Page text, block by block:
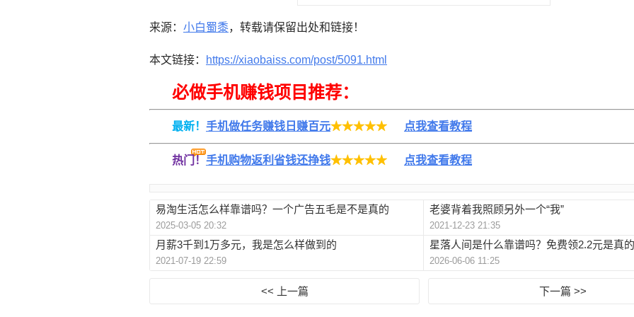
来源： 小白蜀黍，转载请保留出处和链接！
本文链接： https://xiaobaiss.com/post/5091.html
必做手机赚钱项目推荐：
最新！ 手机做任务赚钱日赚百元★★★★★ 点我查看教程
热门！ 手机购物返利省钱还挣钱★★★★★ 点我查看教程
易淘生活怎么样靠谱吗？一个广告五毛是不是真的
2025-03-05 20:32
老婆背着我照顾另外一个“我”
2021-12-23 21:35
月薪3千到1万多元，我是怎么样做到的
2021-07-19 22:59
星落人间是什么靠谱吗？免费领2.2元是真
2026-06-06 11:25
<< 上一篇 下一篇 >>